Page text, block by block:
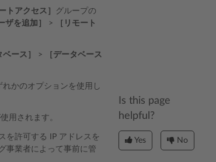
トアクセス］
グループの
ザを追加］ >
［リモート
ベース］ >
［データベース
かのオプションを使用し
用されます。
を許可する IP アドレスを
事業者によって事前に管
Is this page
helpful?
Yes No